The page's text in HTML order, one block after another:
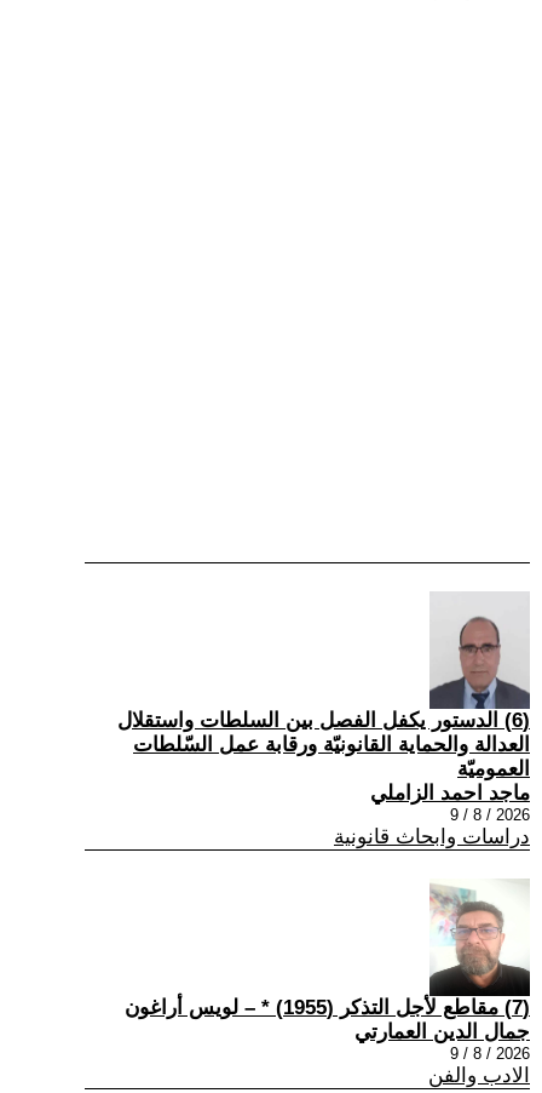
(6) الدستور يكفل الفصل بين السلطات واستقلال
العدالة والحماية القانونيّة ورقابة عمل السّلطات
العموميّة
ماجد احمد الزاملي
2026 / 8 / 9
دراسات وابحاث قانونية
(7) مقاطع لأجل التذكر (1955) * – لويس أراغون
جمال الدين العمارتي
2026 / 8 / 9
الادب والفن